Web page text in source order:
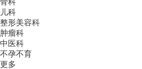
骨科
儿科
整形美容科
肿瘤科
中医科
不孕不育
更多